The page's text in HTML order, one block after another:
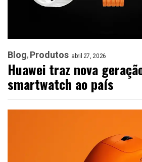
Blog Produtos abril 27, 2026
Huawei traz nova
smartwatch ao país